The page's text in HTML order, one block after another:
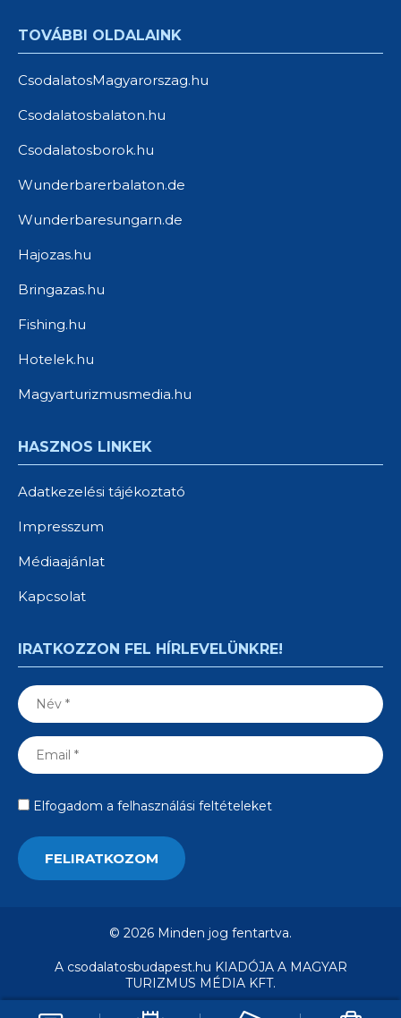
TOVÁBBI OLDALAINK
CsodalatosMagyarorszag.hu
Csodalatosbalaton.hu
Csodalatosborok.hu
Wunderbarerbalaton.de
Wunderbaresungarn.de
Hajozas.hu
Bringazas.hu
Fishing.hu
Hotelek.hu
Magyarturizmusmedia.hu
HASZNOS LINKEK
Adatkezelési tájékoztató
Impresszum
Médiaajánlat
Kapcsolat
IRATKOZZON FEL HÍRLEVELÜNKRE!
Elfogadom a felhasználási feltételeket
© 2026 Minden jog fentartva.
A csodalatosbudapest.hu KIADÓJA A MAGYAR
TURIZMUS MÉDIA KFT.